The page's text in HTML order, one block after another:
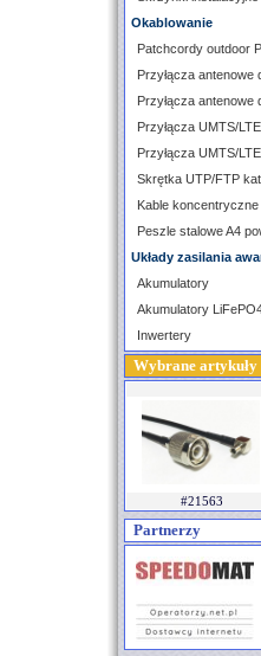
Okablowanie
Patchcordy outdoor
Przyłącza antenowe
Przyłącza antenowe
Przyłącza UMTS/
Przyłącza UMTS/
Skrętka UTP/FTP
Kable
Peszle stalowe A4
Układy zasilania
Akumulatory
Akumulatory
Inwertery
Wybrane artykuły
#21563
Partnerzy